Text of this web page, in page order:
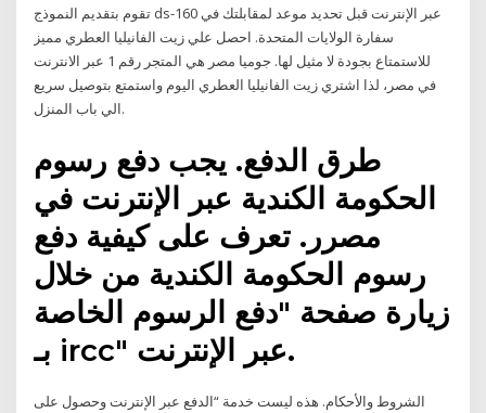
تقوم بتقديم النموذج ds-160 عبر الإنترنت قبل تحديد موعد لمقابلتك في
سفارة الولايات المتحدة. احصل علي زيت الفانيليا العطري مميز
للاستمتاع بجودة لا مثيل لها. جوميا مصر هي المتجر رقم 1 عبر الانترنت
في مصر، لذا اشتري زيت الفانيليا العطري اليوم واستمتع بتوصيل سريع
الي باب المنزل.
طرق الدفع. يجب دفع رسوم
الحكومة الكندية عبر الإنترنت في
مصرر. تعرف على كيفية دفع
رسوم الحكومة الكندية من خلال
زيارة صفحة "دفع الرسوم الخاصة
بـ ircc" عبر الإنترنت.
الشروط والأحكام. هذه ليست خدمة “الدفع عبر الإنترنت وحصول على